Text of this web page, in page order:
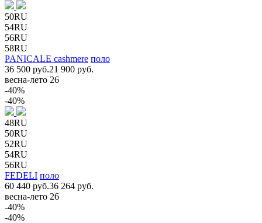
50RU
54RU
56RU
58RU
PANICALE cashmere поло
36 500 руб.21 900 руб.
весна-лето 26
-40%
-40%
48RU
50RU
52RU
54RU
56RU
FEDELI поло
60 440 руб.36 264 руб.
весна-лето 26
-40%
-40%